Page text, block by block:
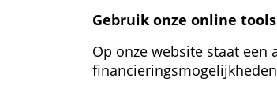
Gebruik onze online tools
Op onze website staat